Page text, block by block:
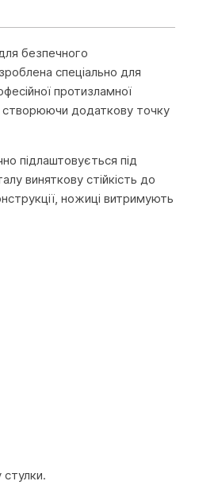
безпечного
спеціально для
протизламної
створюючи додаткову точку
підлаштовується під
виняткову стійкість до
ножиці витримують
стулки.